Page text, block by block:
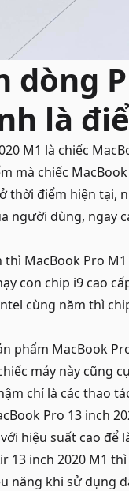
dòng
là
M1 là chiếc
mà chiếc
thời điểm hiện tại,
người dùng, ngay
thì MacBook Pro M1
con chip i9 cao
cùng năm thì
phẩm MacBook
máy này cũng
chí là các thao
Pro 13 inch
hiệu suất cao để
13 inch 2020 M1
năng khi sử dụng